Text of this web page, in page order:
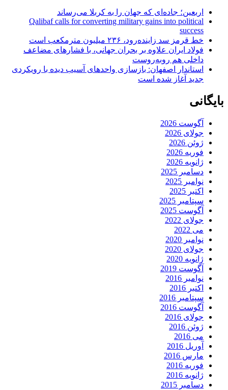
اربعین؛ جاده‌ای که جهان را به کربلا می‌رساند
Qalibaf calls for converting military gains into political
success
خط قرمز سد زاینده‌رود، ۲۳۶ میلیون مترمکعب است
فولاد ایران علاوه بر بحران جهانی، با فشارهای مضاعف
داخلی هم روبه‌روست
استاندار اصفهان: بازسازی واحدهای آسیب دیده با رویکردی
جدید آغاز شده است
بایگانی
آگوست 2026
جولای 2026
ژوئن 2026
فوریه 2026
ژانویه 2026
دسامبر 2025
نوامبر 2025
اکتبر 2025
سپتامبر 2025
آگوست 2025
جولای 2022
می 2022
نوامبر 2020
جولای 2020
ژانویه 2020
آگوست 2019
نوامبر 2016
اکتبر 2016
سپتامبر 2016
آگوست 2016
جولای 2016
ژوئن 2016
می 2016
آوریل 2016
مارس 2016
فوریه 2016
ژانویه 2016
دسامبر 2015